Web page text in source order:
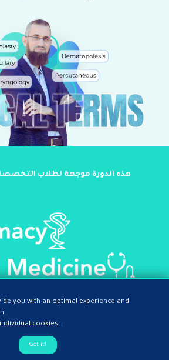
:هذه الدورة موجهة لطلاب
you with an optimal experience and
cookies .
Got it!